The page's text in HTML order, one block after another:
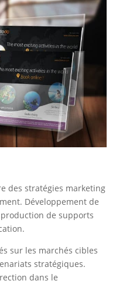
des stratégies marketing
Développement de
de supports
sur les marchés cibles
stratégiques.
dans le